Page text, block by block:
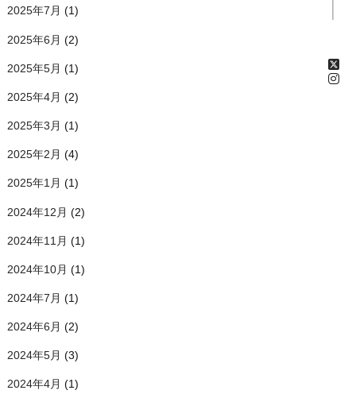
2025年7月 (1)
2025年6月 (2)
2025年5月 (1)
2025年4月 (2)
2025年3月 (1)
2025年2月 (4)
2025年1月 (1)
2024年12月 (2)
2024年11月 (1)
2024年10月 (1)
2024年7月 (1)
2024年6月 (2)
2024年5月 (3)
2024年4月 (1)